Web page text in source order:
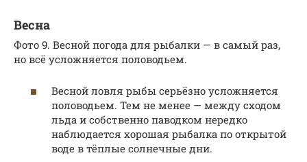
Весна
Фото 9. Весной погода для рыбалки — в самый раз,
но всё усложняется половодьем.
Весной ловля рыбы серьёзно усложняется
половодьем. Тем не менее — между сходом
льда и собственно паводком нередко
наблюдается хорошая рыбалка по открытой
воде в тёплые солнечные дни.